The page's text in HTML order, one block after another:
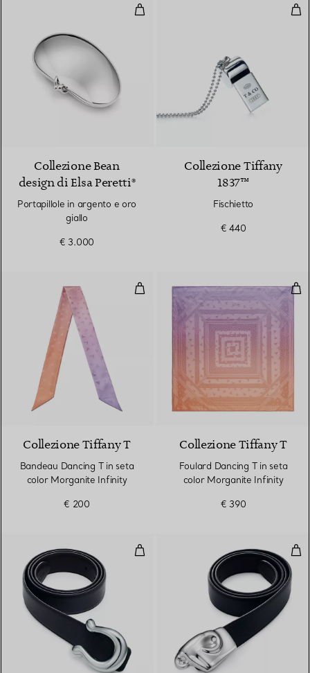
Portapillole in argento e oro
Collezione Bean
design di Elsa Peretti®
Portapillole in argento e oro
giallo
€ 3.000
Collezione Tiffany
1837™
Fischietto
€ 440
Bandeau Dancing T in seta
3 Colori
Collezione Tiffany T
Bandeau Dancing T in seta
color Morganite Infinity
€ 200
Collezione Tiffany T
Foulard Dancing T in seta
color Morganite Infinity
€ 390
Fibbia per cintura Equestrian